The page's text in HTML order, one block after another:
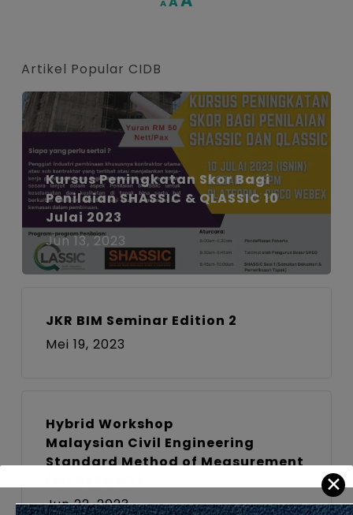
A
Artikel Popular CIDB
Kursus Peningkatan Skor Bagi
Penilaian SHASSIC & QLASSIC 10
Julai 2023
Jun 13, 2023
JKR BIM Seminar Edition 2
Mei 19, 2023
Hybrid Workshop
Malaysian Civil Engineering
Standard Method of Measurement
Jun 22, 2023
✕